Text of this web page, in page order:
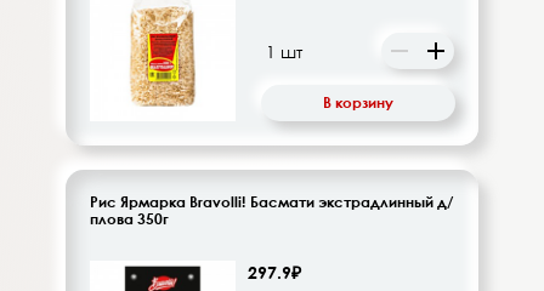
В корзину
Рис Ярмарка Bravolli! Басмати экстрадлинный д/
плова 350г
297.9₽